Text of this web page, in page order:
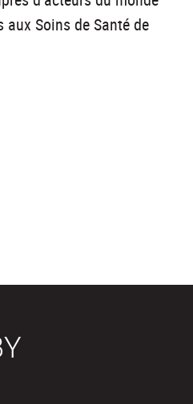
aux Soins de Santé de